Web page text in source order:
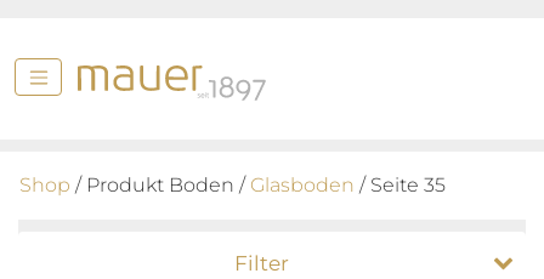
Shop / Produkt Boden / Glasboden / Seite 35
Filter